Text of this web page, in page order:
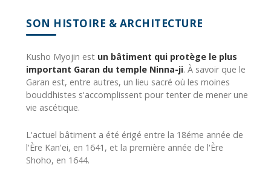
SON HISTOIRE & ARCHITECTURE
Kusho Myojin est un bâtiment qui protège le plus
important Garan du temple Ninna-ji. À savoir que le
Garan est, entre autres, un lieu sacré où les moines
bouddhistes s'accomplissent pour tenter de mener une
vie ascétique.
L'actuel bâtiment a été érigé entre la 18éme année de
l'Ère Kan'ei, en 1641, et la première année de l'Ère
Shoho, en 1644.